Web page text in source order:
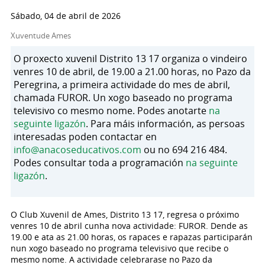
Sábado, 04 de abril de 2026
Xuventude Ames
O proxecto xuvenil Distrito 13 17 organiza o vindeiro
venres 10 de abril, de 19.00 a 21.00 horas, no Pazo da
Peregrina, a primeira actividade do mes de abril,
chamada FUROR. Un xogo baseado no programa
televisivo co mesmo nome. Podes anotarte na
seguinte ligazón. Para máis información, as persoas
interesadas poden contactar en
info@anacoseducativos.com ou no 694 216 484.
Podes consultar toda a programación na seguinte
ligazón.
O Club Xuvenil de Ames, Distrito 13 17, regresa o próximo
venres 10 de abril cunha nova actividade: FUROR. Dende as
19.00 e ata as 21.00 horas, os rapaces e rapazas participarán
nun xogo baseado no programa televisivo que recibe o
mesmo nome. A actividade celebrarase no Pazo da